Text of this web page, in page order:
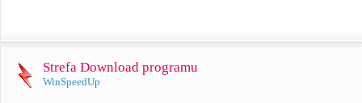
Strefa Download programu
WinSpeedUp